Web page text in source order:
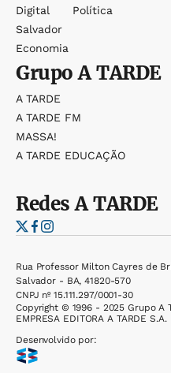
Digital
Salvador
Economia
Política
GrupoA TARDE
A TARDE
A TARDE FM
MASSA!
A TARDE EDUCAÇÃO
RedesA TARDE
Rua Professor Milton Cayres de
Salvador - BA, 41820-570
CNPJ nº 15.111.297/0001-30
Copyright © 1996 - 2025 Grupo A
EMPRESA EDITORA A TARDE S.A.
Desenvolvido por: